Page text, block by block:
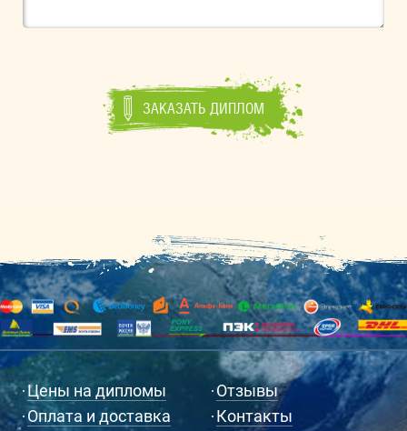
Цены на дипломы
Оплата и доставка
Отзывы
Контакты